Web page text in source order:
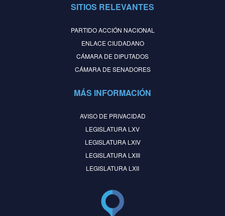
SITIOS RELEVANTES
PARTIDO ACCIÓN NACIONAL
ENLACE CIUDADANO
CÁMARA DE DIPUTADOS
CÁMARA DE SENADORES
MÁS INFORMACIÓN
AVISO DE PRIVACIDAD
LEGISLATURA LXV
LEGISLATURA LXIV
LEGISLATURA LXIII
LEGISLATURA LXII